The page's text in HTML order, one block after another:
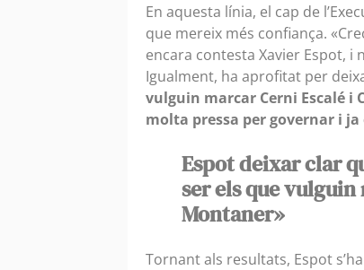
En aquesta línia, el cap de
que mereix més confiança.
encara contesta Xavier Espot, i
Igualment, ha aprofitat per
vulguin marcar Cerni Escalé i
molta pressa per governar i
Espot deixar clar
ser els que
Montaner»
Tornant als resultats, Espot